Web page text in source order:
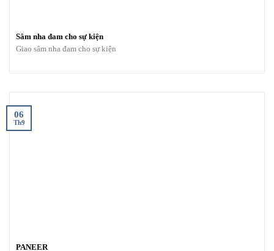
Sâm nha đam cho sự kiện
Giao sâm nha đam cho sự kiện
PANEER
06
Th9